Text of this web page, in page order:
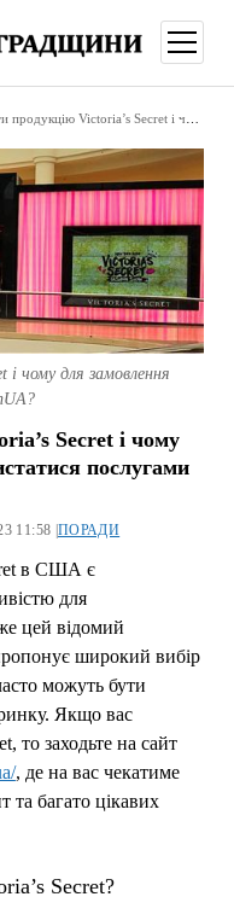
меню
Secret і чому для замовлення варто скористатися послугами USAinUA?
чому для замовлення
Secret і чому
послугами
11:58 |ПОРАДИ
в США є
для
цей відомий
широкий вибір
можуть бути
Якщо вас
то заходьте на сайт
, де на вас чекатиме
багато цікавих
Secret?